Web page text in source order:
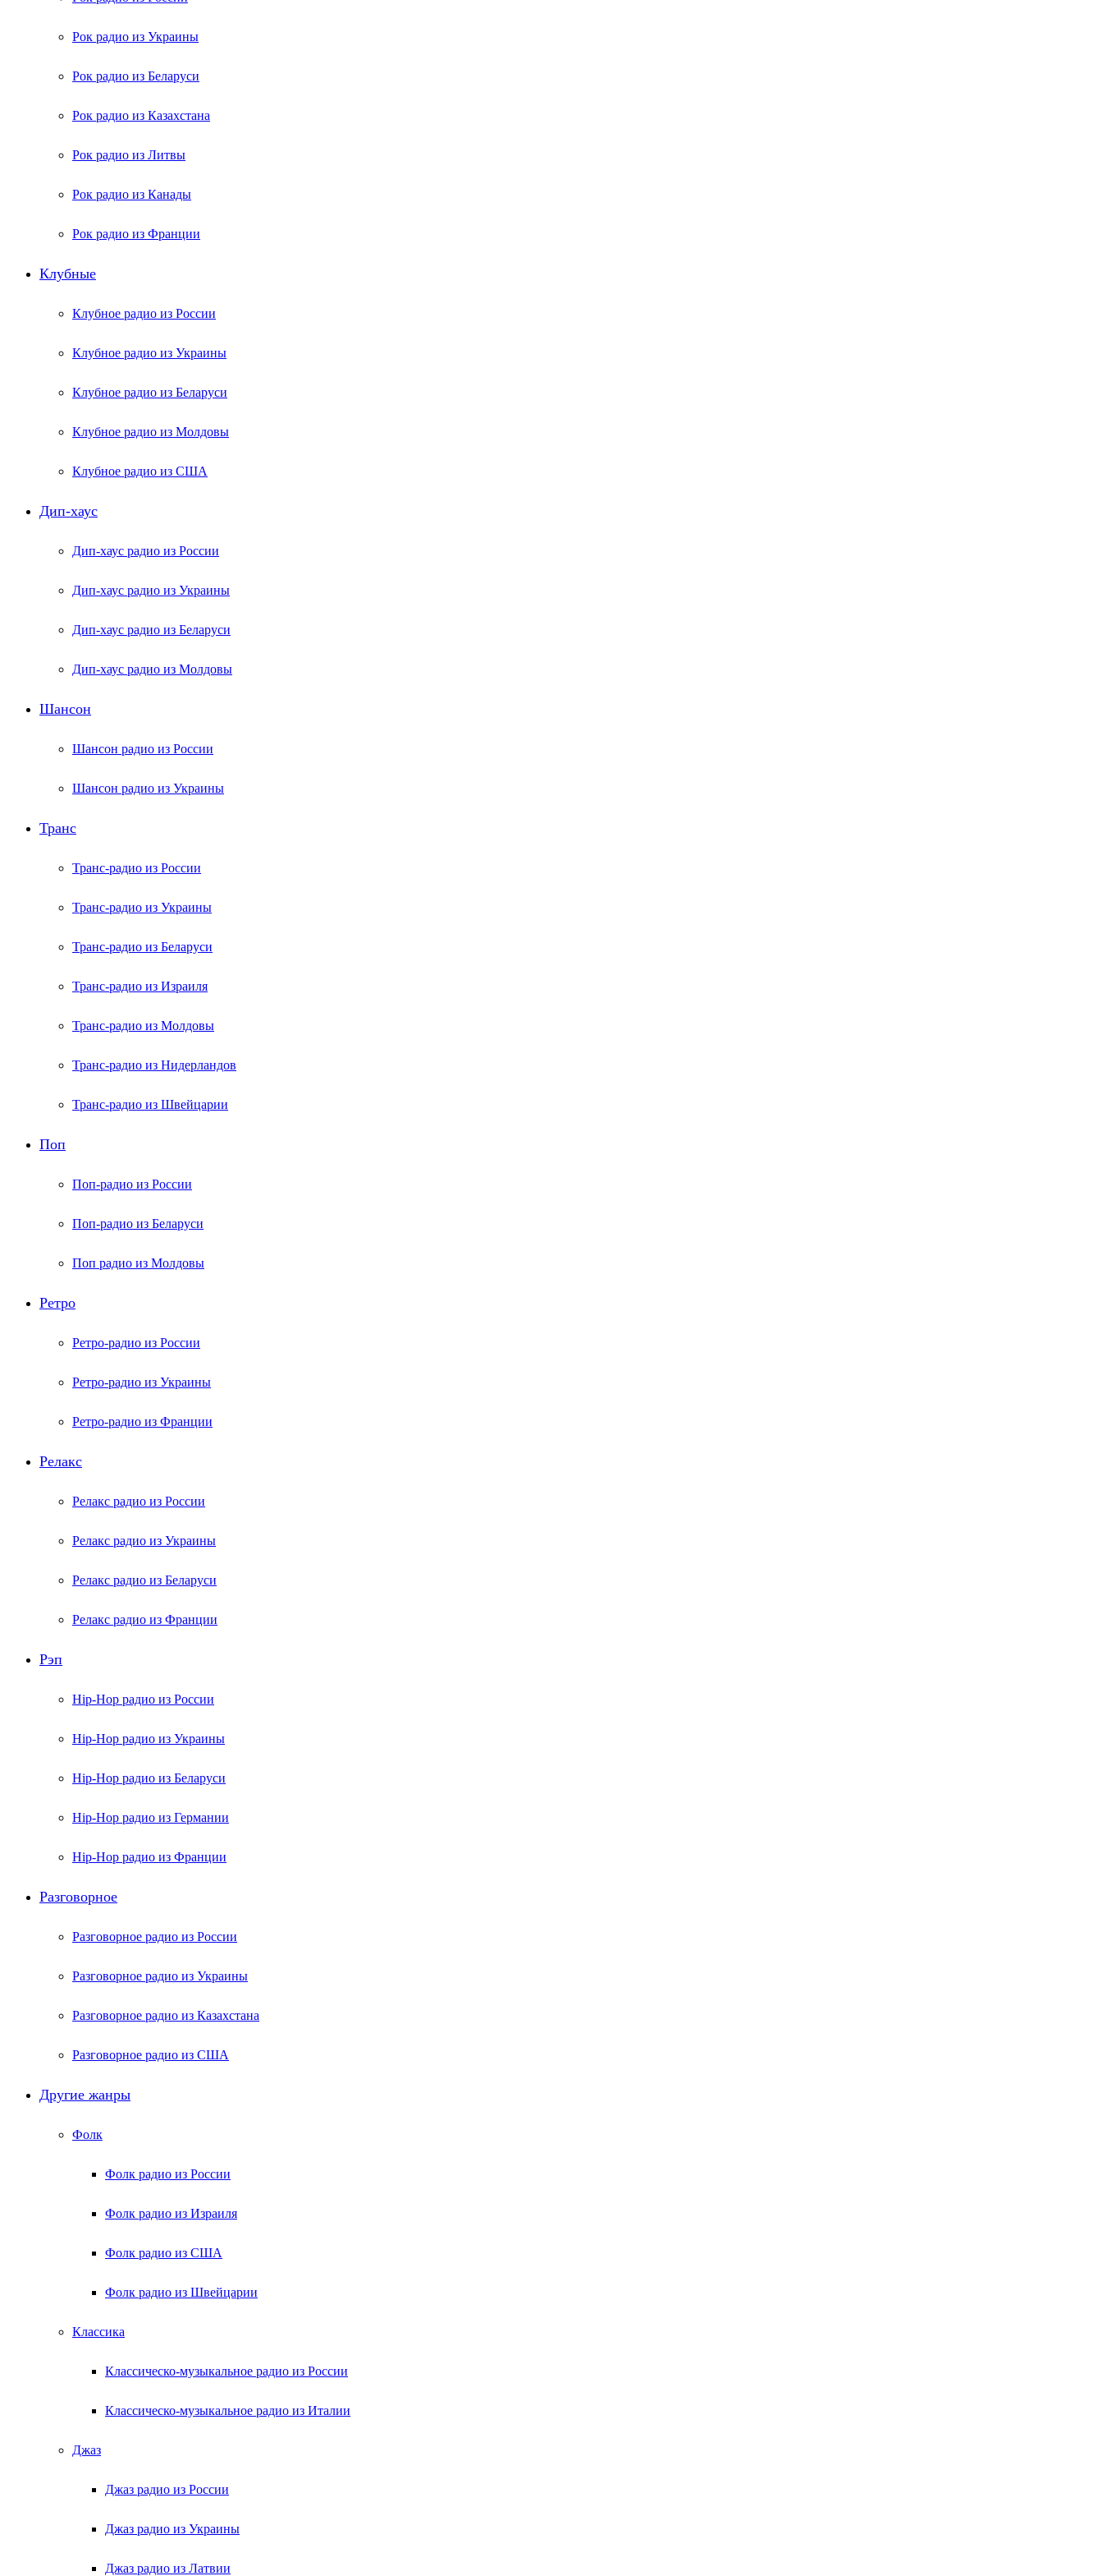
Рок радио из Украины
Рок радио из Беларуси
Рок радио из Казахстана
Рок радио из Литвы
Рок радио из Канады
Рок радио из Франции
Клубные
Клубное радио из России
Клубное радио из Украины
Клубное радио из Беларуси
Клубное радио из Молдовы
Клубное радио из США
Дип-хаус
Дип-хаус радио из России
Дип-хаус радио из Украины
Дип-хаус радио из Беларуси
Дип-хаус радио из Молдовы
Шансон
Шансон радио из России
Шансон радио из Украины
Транс
Транс-радио из России
Транс-радио из Украины
Транс-радио из Беларуси
Транс-радио из Израиля
Транс-радио из Молдовы
Транс-радио из Нидерландов
Транс-радио из Швейцарии
Поп
Поп-радио из России
Поп-радио из Беларуси
Поп радио из Молдовы
Ретро
Ретро-радио из России
Ретро-радио из Украины
Ретро-радио из Франции
Релакс
Релакс радио из России
Релакс радио из Украины
Релакс радио из Беларуси
Релакс радио из Франции
Рэп
Hip-Hop радио из России
Hip-Hop радио из Украины
Hip-Hop радио из Беларуси
Hip-Hop радио из Германии
Hip-Hop радио из Франции
Разговорное
Разговорное радио из России
Разговорное радио из Украины
Разговорное радио из Казахстана
Разговорное радио из США
Другие жанры
Фолк
Фолк радио из России
Фолк радио из Израиля
Фолк радио из США
Фолк радио из Швейцарии
Классика
Классическо-музыкальное радио из России
Классическо-музыкальное радио из Италии
Джаз
Джаз радио из России
Джаз радио из Украины
Джаз радио из Латвии